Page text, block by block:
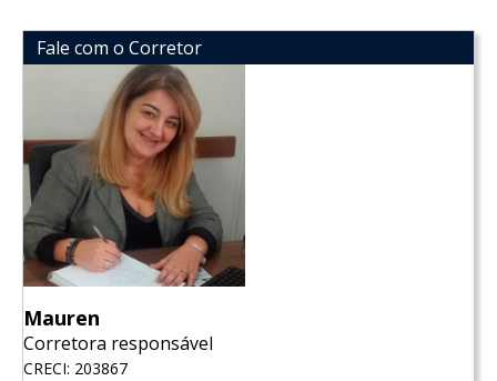
Fale com o Corretor
Mauren
Corretora responsável
CRECI: 203867